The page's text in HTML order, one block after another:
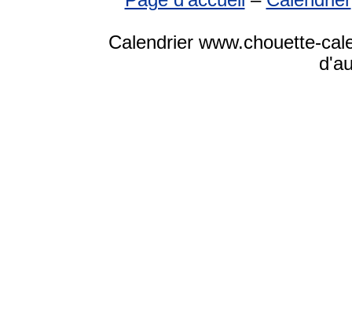
Calendrier www.chouette-